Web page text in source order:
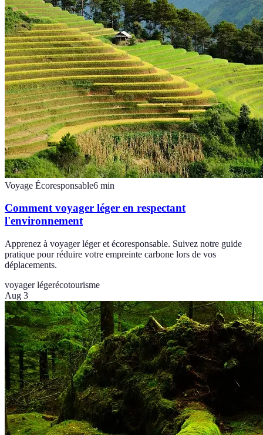
Voyage Écoresponsable6 min
Comment voyager léger en respectant
l'environnement
Apprenez à voyager léger et écoresponsable. Suivez notre guide
pratique pour réduire votre empreinte carbone lors de vos
déplacements.
voyager légerécotourisme
Aug 3